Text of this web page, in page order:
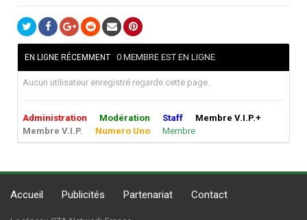
EN LIGNE RÉCEMMENT 0 MEMBRE EST EN LIGNE
Aucun utilisateur enregistré regarde cette page.
Administration Modération Staff
Membre V.I.P.+
Membre V.I.P.
Numero Uno Membre
Accueil Publicités Partenariat Contact